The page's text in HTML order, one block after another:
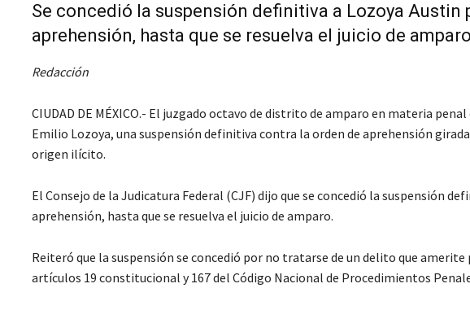
Se concedió la suspensión definitiva a Lozoya Austin
aprehensión, hasta que se resuelva el juicio de amparo
Redacción
CIUDAD DE MÉXICO.- El juzgado octavo de distrito de amparo en materia
Emilio Lozoya, una suspensión definitiva contra la orden de aprehensión
origen ilícito.
El Consejo de la Judicatura Federal (CJF) dijo que se concedió la suspensión
aprehensión, hasta que se resuelva el juicio de amparo.
Reiteró que la suspensión se concedió por no tratarse de un delito que
artículos 19 constitucional y 167 del Código Nacional de Procedimientos